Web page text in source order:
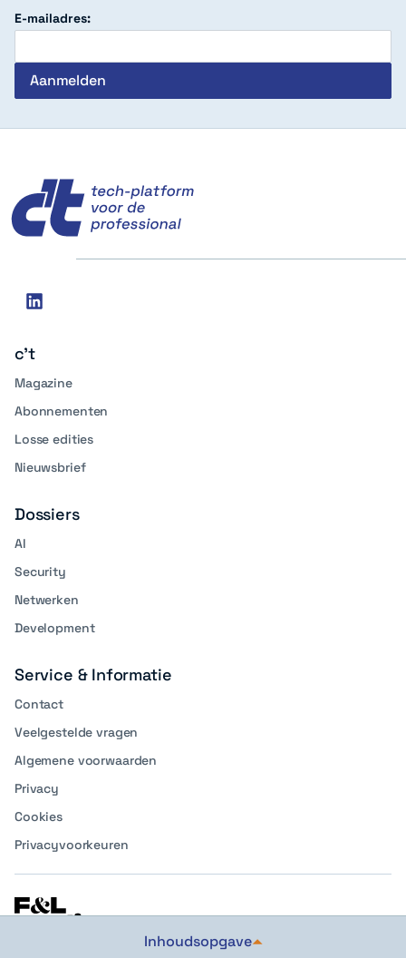
Inhoudsopgave
E-mailadres:
Social
linkedin
c't
Magazine
Abonnementen
Losse edities
Nieuwsbrief
Dossiers
AI
Security
Netwerken
Development
Service & Informatie
Contact
Veelgestelde vragen
Algemene voorwaarden
Privacy
Cookies
Privacyvoorkeuren